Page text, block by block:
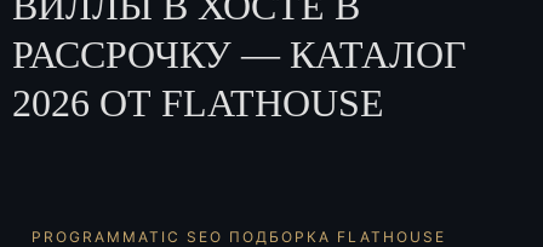
РАССРОЧКУ — КАТАЛОГ
2026 ОТ FLATHOUSE
PROGRAMMATIC SEO ПОДБОРКА FLATHOUSE